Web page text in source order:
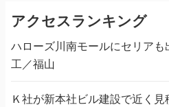
アクセスランキング
ハローズ川南モールにセリア
工／福山
Ｋ社が新本社ビル建設で近く